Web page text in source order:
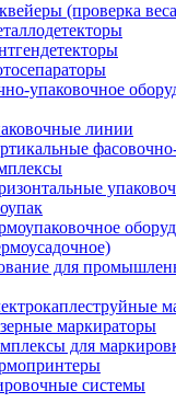
(проверка
упаковочное
линии
для
маркираторы
для
системы